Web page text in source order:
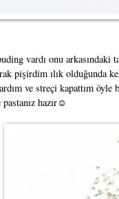
vardı onu arkasındaki
pişirdim ılık olduğunda
ve streçi kapattım
hazır☺